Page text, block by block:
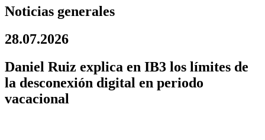
Noticias generales
28.07.2026
Daniel Ruiz explica en IB3 los límites de
la desconexión digital en periodo
vacacional